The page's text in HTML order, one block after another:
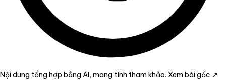
Nội dung tổng hợp bằng AI, mang tính tham khảo. Xem bài gốc ↗